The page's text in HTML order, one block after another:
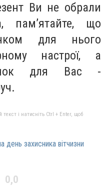
Ви не обрали
пам’ятайте, що
для нього
настрої, а
для Вас -
і натисніть Ctrl + Enter, щоб
день захисника вітчизни
0,0